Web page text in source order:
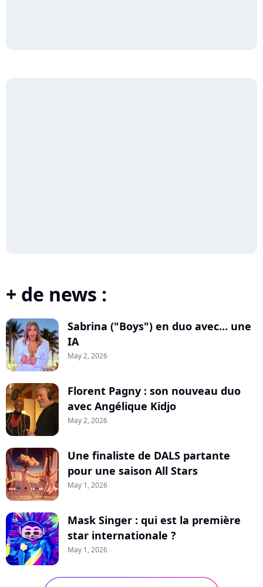
+ de news :
Sabrina ("Boys") en duo avec... une
IA
May 2, 2026
Florent Pagny : son nouveau duo
avec Angélique Kidjo
May 2, 2026
Une finaliste de DALS partante
pour une saison All Stars
May 1, 2026
Mask Singer : qui est la première
star internationale ?
May 1, 2026